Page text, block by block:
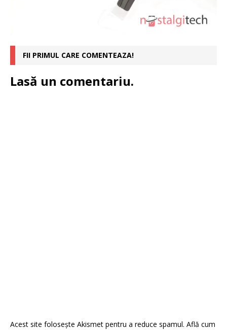
FII PRIMUL CARE COMENTEAZA!
Lasă un comentariu.
Acest site folosește Akismet pentru a reduce spamul. Află cum